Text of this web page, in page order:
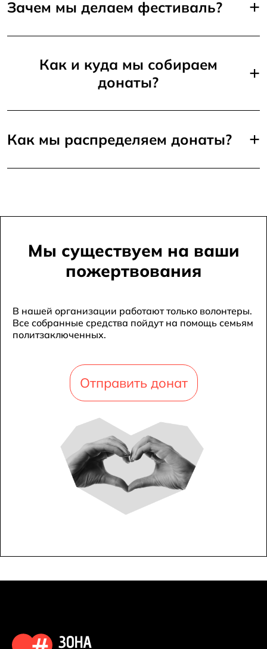
Зачем мы делаем фестиваль? +
Как и куда мы собираем
донаты?
+
Как мы распределяем донаты? +
Мы существуем на ваши
пожертвования
В нашей организации работают только волонтеры.
Все собранные средства пойдут на помощь семьям
политзаключенных.
Отправить донат
ЗОНА